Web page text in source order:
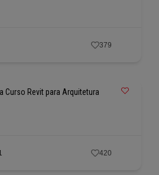
379
Curso Revit para Arquitetura
420